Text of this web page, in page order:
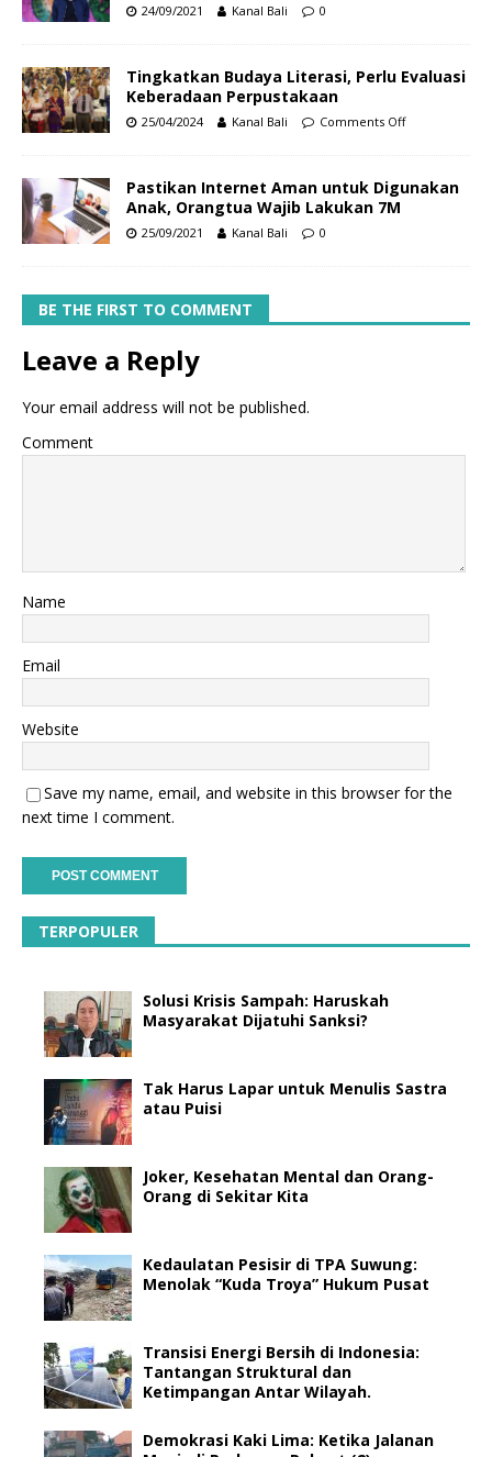
24/09/2021 Kanal Bali 0
Tingkatkan Budaya Literasi, Perlu Evaluasi
Keberadaan Perpustakaan
25/04/2024 Kanal Bali Comments Off
Pastikan Internet Aman untuk Digunakan
Anak, Orangtua Wajib Lakukan 7M
25/09/2021 Kanal Bali 0
BE THE FIRST TO COMMENT
Leave a Reply
Your email address will not be published.
Comment
Name
Email
Website
Save my name, email, and website in this browser for the
next time I comment.
TERPOPULER
Solusi Krisis Sampah: Haruskah
Masyarakat Dijatuhi Sanksi?
Tak Harus Lapar untuk Menulis Sastra
atau Puisi
Joker, Kesehatan Mental dan Orang-
Orang di Sekitar Kita
Kedaulatan Pesisir di TPA Suwung:
Menolak “Kuda Troya” Hukum Pusat
Transisi Energi Bersih di Indonesia:
Tantangan Struktural dan
Ketimpangan Antar Wilayah.
Demokrasi Kaki Lima: Ketika Jalanan